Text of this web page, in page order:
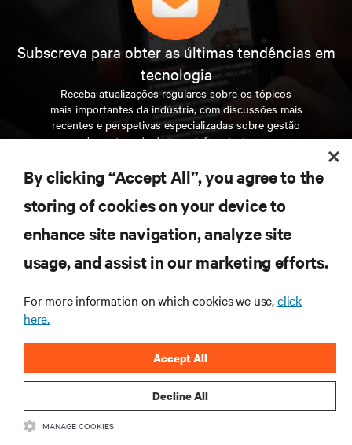
Subscreva para obter as últimas tendências em
tecnologia
Receba atualizações regulares sobre os tópicos
mais importantes da indústria, com discussões mais
recentes e perspetivas especializadas sobre gestão
de centros de dados e infraestruturas.
INSCREVA-SE AGORA
RECURSOS
CORPORATIVO
LIGUE-SE A NÓS
By clicking “Accept All”, you agree to the
storing of cookies on your device to
enhance site navigation, analyze site
usage, and assist in our marketing efforts.
For more information on which cookies we use,click
here.
Decline All
Accept All
MANAGE COOKIES